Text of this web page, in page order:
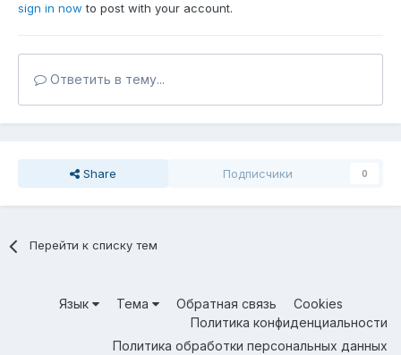
sign in now to post with your account.
Ответить в тему...
Share Подписчики 0
Перейти к списку тем
Язык Тема Обратная связь
Cookies
Политика конфиденциальности
Политика обработки персональных данных